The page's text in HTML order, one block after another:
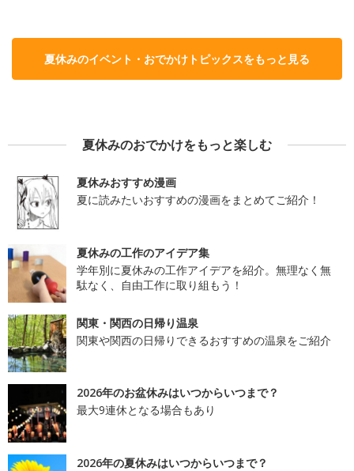
夏休みのイベント・おでかけトピックスをもっと見る
夏休みのおでかけをもっと楽しむ
夏休みおすすめ漫画
夏に読みたいおすすめの漫画をまとめてご紹介！
夏休みの工作のアイデア集
学年別に夏休みの工作アイデアを紹介。無理なく無
駄なく、自由工作に取り組もう！
関東・関西の日帰り温泉
関東や関西の日帰りできるおすすめの温泉をご紹介
2026年のお盆休みはいつからいつまで？
最大9連休となる場合もあり
2026年の夏休みはいつからいつまで？